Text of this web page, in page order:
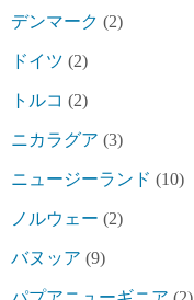
デンマーク (2)
ドイツ (2)
トルコ (2)
ニカラグア (3)
ニュージーランド (10)
ノルウェー (2)
バヌッア (9)